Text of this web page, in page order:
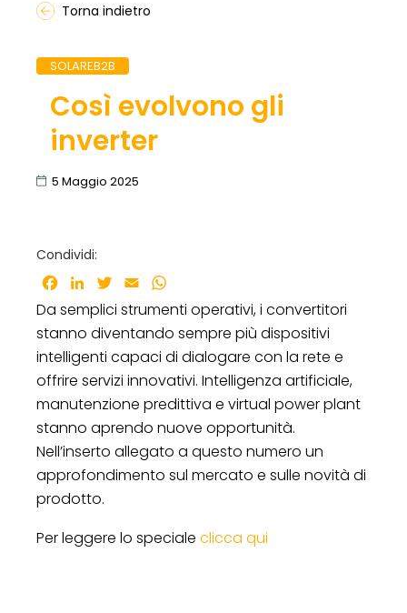
Torna indietro
SOLAREB2B
Così evolvono gli
inverter
5 Maggio 2025
Condividi:
Facebook
LinkedInTwitter
Email
Da semplici strumenti operativi, i convertitori
stanno diventando sempre più dispositivi
intelligenti capaci di dialogare con la rete e
offrire servizi innovativi. Intelligenza artificiale,
manutenzione predittiva e virtual power plant
stanno aprendo nuove opportunità.
Nell’inserto allegato a questo numero un
approfondimento sul mercato e sulle novità di
prodotto.
Per leggere lo speciale clicca qui